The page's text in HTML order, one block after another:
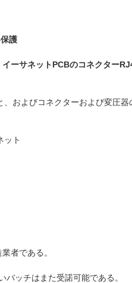
護
ーサネットPCBのコネクター
およびコネクターおよび変圧器
ット
者である。
ッチはまた受諾可能である。